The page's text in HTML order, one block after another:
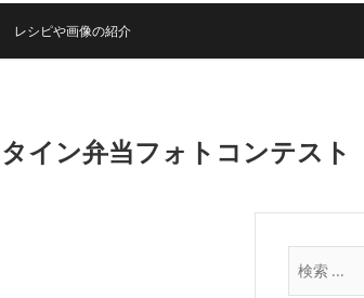
レシピや画像の紹介
ン弁当フォトコンテスト